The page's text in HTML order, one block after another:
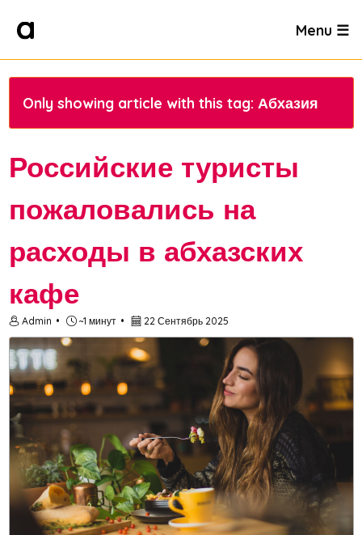
Menu ☰
Only showing article with this tag: Абхазия
Российские туристы
пожаловались на
расходы в абхазских
кафе
Admin ~1 минут 22 Сентябрь 2025